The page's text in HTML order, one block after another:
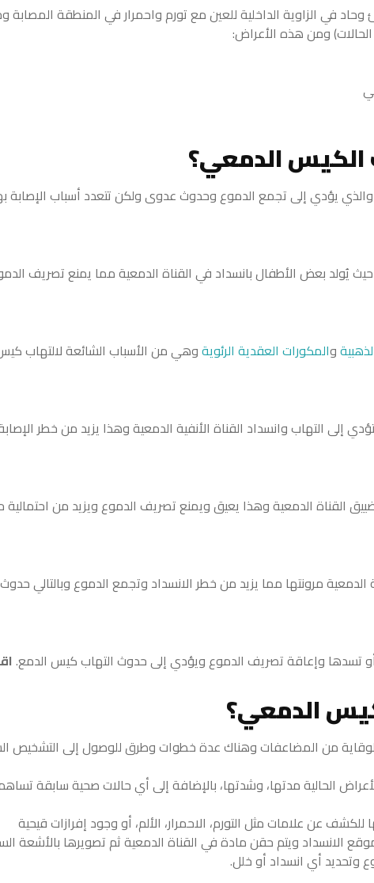
في الزاوية الداخلية للعين مع تورم واحمرار في المنطقة المصابة
ومن هذه الأعراض:
الكيس الدمعي؟
والذي يؤدي إلى تجمع الدموع وحدوث عدوى ولكن تتعدد أسباب الإصابة
حيث يُولد بعض الأطفال بانسداد في القناة الدمعية مما يمنع تصريف
والمكورات العقدية الرئويةوهي من الأسباب الشائعة لالتهاب
إلى التهاب وانسداد القناة الأنفية الدمعية وهذا يزيد من خطر
القناة الدمعية وهذا يعيق ويمنع تصريف الدموع ويزيد من
مرونتها مما يزيد من خطر الانسداد وتجمع الدموع وبالتالي حدوث
أو تسدها وإعاقة تصريف الدموع ويؤدي إلى حدوث التهاب كيس الدمع.
الدمعي؟
من المضاعفات وهناك عدة خطوات وطرق للوصول إلى التشخيص
الحالية مدتها، وشدتها، بالإضافة إلى أي حالات صحية سابقة
عن علامات مثل التورم، الاحمرار، الألم، أو وجود إفرازات قيحية
الانسداد ويتم حقن مادة في القناة الدمعية ثم تصويرها بالأشعة
وتحديد أي انسداد أو خلل.